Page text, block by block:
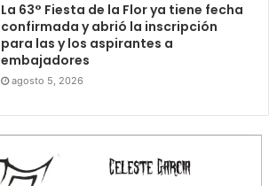
La 63° Fiesta de la Flor ya tiene fecha
confirmada y abrió la inscripción
para las y los aspirantes a
embajadores
agosto 5, 2026